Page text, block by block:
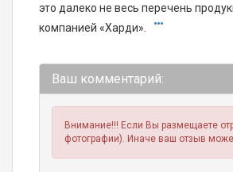
это далеко не весь перечень
компанией «Харди».
Ваш комментарий:
Внимание!!! Если Вы размещаете
фотографии). Иначе ваш отзыв